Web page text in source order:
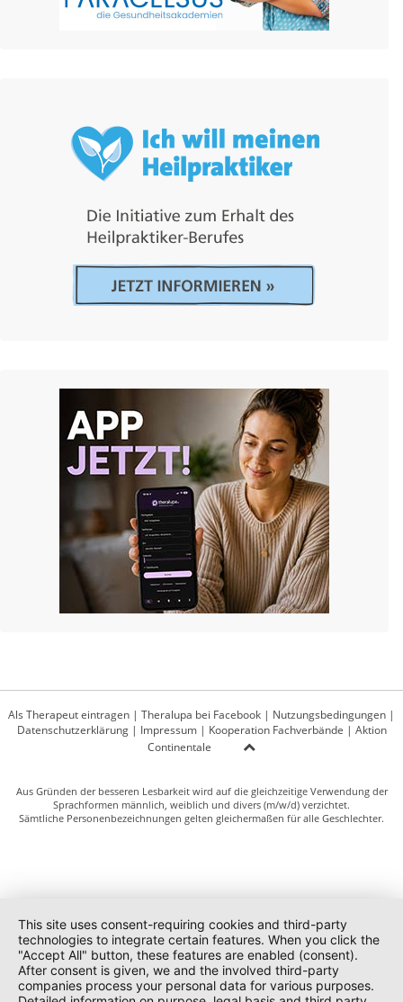
Als Therapeut eintragen | Theralupa bei Facebook | Nutzungsbedingungen |
Datenschutzerklärung| Impressum| Kooperation Fachverbände | Aktion
Continentale
Aus Gründen der besseren Lesbarkeit wird auf die gleichzeitige Verwendung der
Sprachformen männlich, weiblich und divers (m/w/d) verzichtet.
Sämtliche Personenbezeichnungen gelten gleichermaßen für alle Geschlechter.
This site uses consent-requiring cookies and third-party
technologies to integrate certain features. When you click the
"Accept All" button, these features are enabled (consent).
After consent is given, we and the involved third-party
companies process your personal data for various purposes.